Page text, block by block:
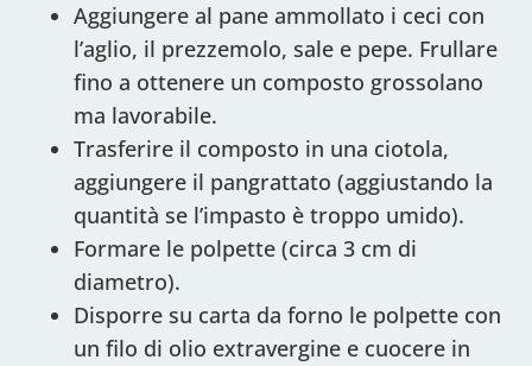
Aggiungere al pane ammollato i ceci con
l’aglio, il prezzemolo, sale e pepe. Frullare
fino a ottenere un composto grossolano
ma lavorabile.
Trasferire il composto in una ciotola,
aggiungere il pangrattato (aggiustando la
quantità se l’impasto è troppo umido).
Formare le polpette (circa 3 cm di
diametro).
Disporre su carta da forno le polpette con
un filo di olio extravergine e cuocere in